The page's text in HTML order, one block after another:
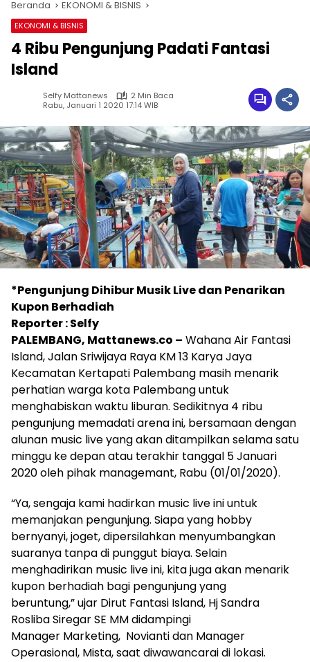
Beranda EKONOMI & BISNIS
EKONOMI & BISNIS
4 Ribu Pengunjung Padati Fantasi
Island
Selfy Mattanews
2 Min Baca
Rabu, Januari 1 2020 17:14 WIB
*Pengunjung Dihibur Musik Live dan Penarikan
Kupon Berhadiah
Reporter : Selfy
PALEMBANG, Mattanews.co – Wahana Air Fantasi
Island, Jalan Sriwijaya Raya KM 13 Karya Jaya
Kecamatan Kertapati Palembang masih menarik
perhatian warga kota Palembang untuk
menghabiskan waktu liburan. Sedikitnya 4 ribu
pengunjung memadati arena ini, bersamaan dengan
alunan music live yang akan ditampilkan selama satu
minggu ke depan atau terakhir tanggal 5 Januari
2020 oleh pihak managemant, Rabu (01/01/2020).
“Ya, sengaja kami hadirkan music live ini untuk
memanjakan pengunjung. Siapa yang hobby
bernyanyi, joget, dipersilahkan menyumbangkan
suaranya tanpa di punggut biaya. Selain
menghadirikan music live ini, kita juga akan menarik
kupon berhadiah bagi pengunjung yang
beruntung,” ujar Dirut Fantasi Island, Hj Sandra
Rosliba Siregar SE MM didampingi
Manager Marketing, Novianti dan Manager
Operasional, Mista, saat diwawancarai di lokasi.